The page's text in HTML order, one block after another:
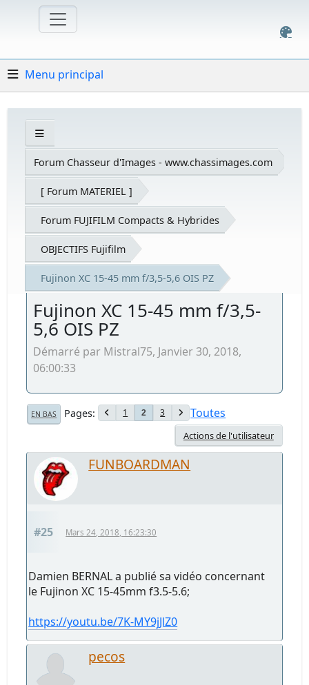
Menu principal
Forum Chasseur d'Images - www.chassimages.com
[ Forum MATERIEL ]
Forum FUJIFILM Compacts & Hybrides
OBJECTIFS Fujifilm
Fujinon XC 15-45 mm f/3,5-5,6 OIS PZ
Fujinon XC 15-45 mm f/3,5-
5,6 OIS PZ
Démarré par Mistral75, Janvier 30, 2018,
06:00:33
EN BAS Pages 1 2 3 Toutes
Actions de l'utilisateur
FUNBOARDMAN
#25 Mars 24, 2018, 16:23:30
Damien BERNAL a publié sa vidéo concernant
le Fujinon XC 15-45mm f3.5-5.6;
https://youtu.be/7K-MY9jJlZ0
pecos